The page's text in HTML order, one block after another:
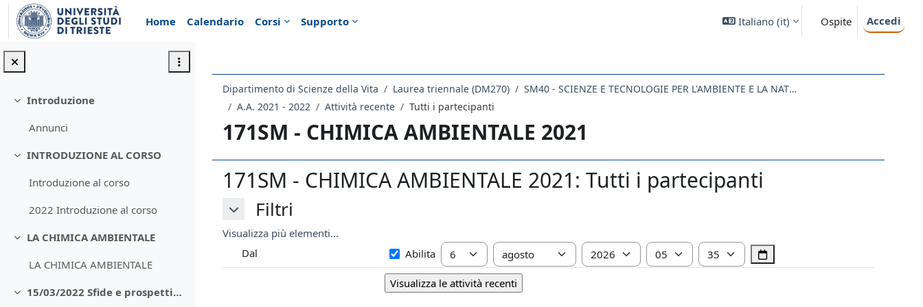
Vai al contenuto principale
Home
Calendario Corsi Supporto Italiano ‎(it)‎ Ospite Accedi
Minimizza
Introduzione
Annunci
Minimizza
INTRODUZIONE AL CORSO
Introduzione al corso
2022 Introduzione al corso
Minimizza
LA CHIMICA AMBIENTALE
LA CHIMICA AMBIENTALE
Minimizza 15/03/2022 Sfide e prospettive del sistema portuale del MAO
Dipartimento di Scienze della Vita Laurea triennale (DM270)
SM40 - SCIENZE E TECNOLOGIE PER L'AMBIENTE E LA NATURA
A.A. 2021 - 2022
Attività recente Tutti i partecipanti
171SM - CHIMICA AMBIENTALE 2021
171SM - CHIMICA AMBIENTALE 2021: Tutti i partecipanti
Filtri
Filtri Filtri
Visualizza più elementi...
Dal
DalAbilita Giorno Mese Anno Ora Minuto